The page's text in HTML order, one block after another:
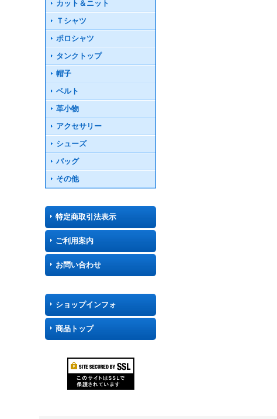
カット＆ニット
Ｔシャツ
ポロシャツ
タンクトップ
帽子
ベルト
革小物
アクセサリー
シューズ
バッグ
その他
特定商取引法表示
ご利用案内
お問い合わせ
ショップインフォ
商品トップ